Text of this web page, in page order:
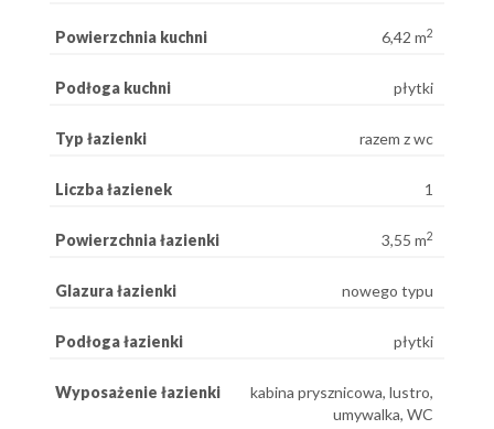
Powierzchnia kuchni 6,42 m2
Podłoga kuchni płytki
Typ łazienki razem z wc
Liczba łazienek 1
Powierzchnia łazienki 3,55 m2
Glazura łazienki nowego typu
Podłoga łazienki płytki
Wyposażenie łazienki
kabina prysznicowa, lustro,
umywalka, WC